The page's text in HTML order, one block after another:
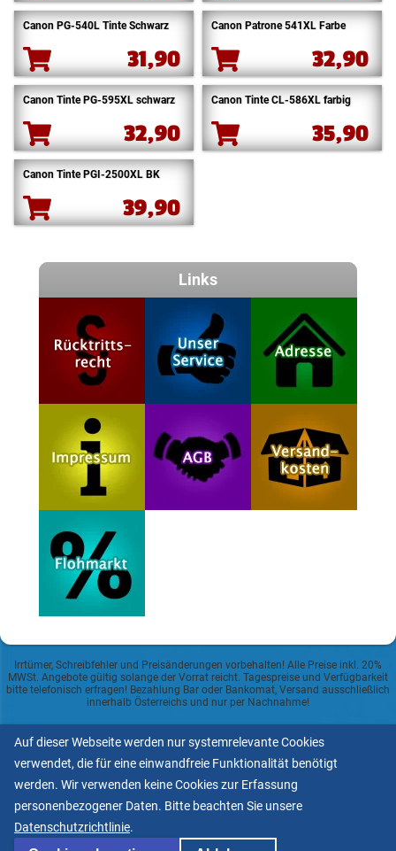
Canon PG-540L Tinte Schwarz
31,90
Canon Patrone 541XL Farbe
32,90
Canon Tinte PG-595XL schwarz
32,90
Canon Tinte CL-586XL farbig
35,90
Canon Tinte PGI-2500XL BK
39,90
Links
Irrtümer, Schreibfehler und Preisänderungen vorbehalten! Alle Preise inkl. 20%
MWSt. Angebote gültig solange der Vorrat reicht. Tagespreise und Verfügbarkeit
bitte telefonisch erfragen! Bezahlung Bar oder Bankomat, Versand ausschließlich
innerhalb Österreichs und nur per Nachnahme!
Datenschutzerklärung
Allgemeine Geschäftsbedingungen
Informationspflicht lt.
ECG und Mediengesetz
Auf dieser Webseite werden nur systemrelevante Cookies
verwendet, die für eine einwandfreie Funktionalität benötigt
werden. Wir verwenden keine Cookies zur Erfassung
personenbezogener Daten. Bitte beachten Sie unsere
Datenschutzrichtlinie.